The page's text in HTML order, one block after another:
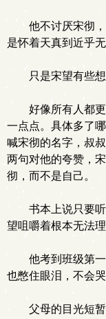
他不讨厌宋彻
是怀着天真到近乎
只是宋望有些想
好像所有人都
一点点。具体多了
喊宋彻的名字，叔
两句对他的夸赞，
彻，而不是自己。
书本上说只要
望咀嚼着根本无法
他考到班级第
也憋住眼泪，不会哭
父母的目光短